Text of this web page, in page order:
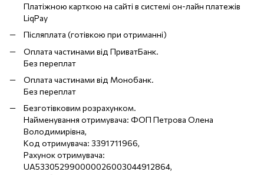
Платіжною карткою на сайті в системі он-лайн платежів
LiqPay
Післяплата (готівкою при отриманні)
Оплата частинами від ПриватБанк.
Без переплат
Оплата частинами від Монобанк.
Без переплат
Безготівковим розрахунком.
Найменування отримувача: ФОП Петрова Олена
Володимирівна,
Код отримувача: 3391711966,
Рахунок отримувача:
UA533052990000026003044912864,